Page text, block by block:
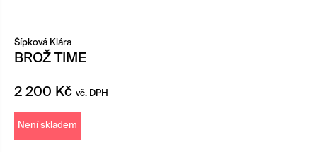
Šípková Klára
BROŽ TIME
2 200 Kč vč. DPH
Není skladem